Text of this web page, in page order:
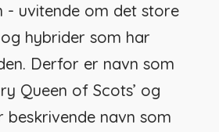
- uvitende om det store
hybrider som har
Derfor er navn som
Queen of Scots’ og
beskrivende navn som